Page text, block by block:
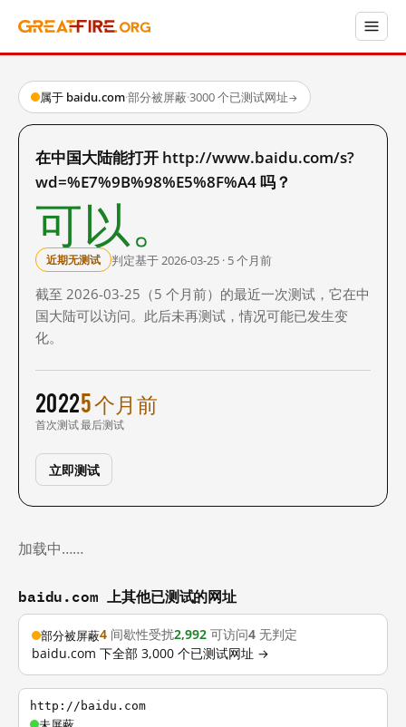
属于 baidu.com·部分被屏蔽·3000 个已测试网址→
在中国大陆能打开 http://www.baidu.com/s?
wd=%E7%9B%98%E5%8F%A4 吗？
可以。
近期无测试 判定基于 2026-03-25 · 5 个月前
截至 2026-03-25（5 个月前）的最近一次测试，它在中
国大陆可以访问。此后未再测试，情况可能已发生变
化。
2022
首次测试
5 个月前
最后测试
立即测试
加载中……
baidu.com 上其他已测试的网址
部分被屏蔽4 间歇性受扰2,992 可访问4 无判定
baidu.com 下全部 3,000 个已测试网址 →
http://baidu.com